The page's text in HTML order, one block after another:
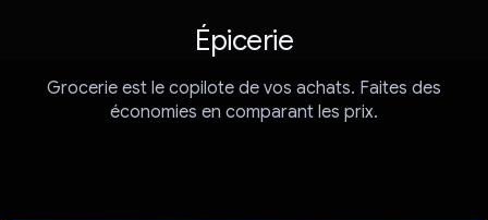
Épicerie
Grocerie est le copilote de vos achats. Faites des
économies en comparant les prix.